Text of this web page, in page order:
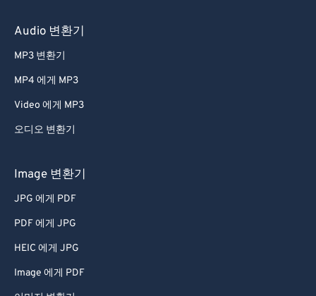
Audio 변환기
MP3 변환기
MP4 에게 MP3
Video 에게 MP3
오디오 변환기
Image 변환기
JPG 에게 PDF
PDF 에게 JPG
HEIC 에게 JPG
Image 에게 PDF